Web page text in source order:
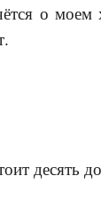
о моем
десять